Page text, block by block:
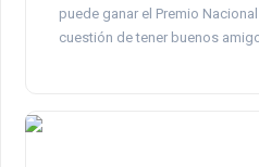
puede ganar el Premio
cuestión de tener buenos